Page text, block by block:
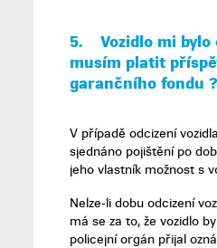
5. Vozidlo mi bylo
musím platit
garančního fondu ?
V případě odcizení
sjednáno pojištění po
jeho vlastník možnost s
Nelze-li dobu odcizení
má se za to, že vozidlo
policejní orgán přijal